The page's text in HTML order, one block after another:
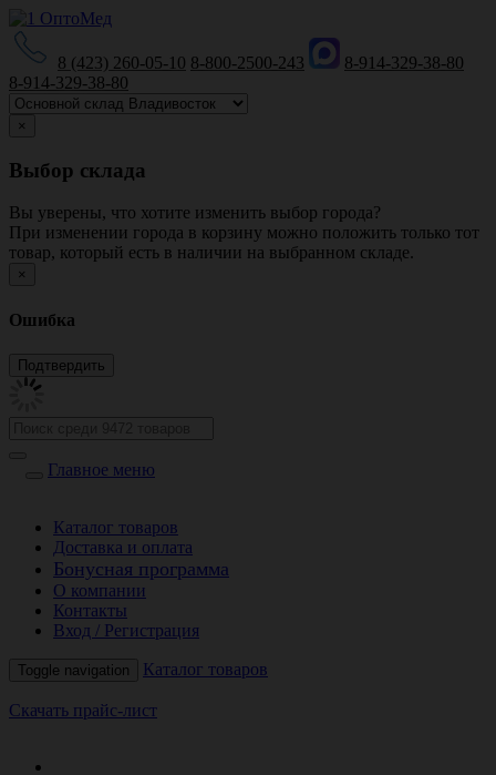
8 (423) 260-05-10 8-800-2500-243
8-914-329-38-80
8-914-329-38-80
×
Выбор склада
Вы уверены, что хотите изменить выбор города?
При изменении города в корзину можно положить только тот
товар, который есть в наличии на выбранном складе.
×
Ошибка
Главное меню
Каталог товаров
Доставка и оплата
Бонусная программа
О компании
Контакты
Вход / Регистрация
Toggle navigation Каталог товаров
Скачать прайс-лист